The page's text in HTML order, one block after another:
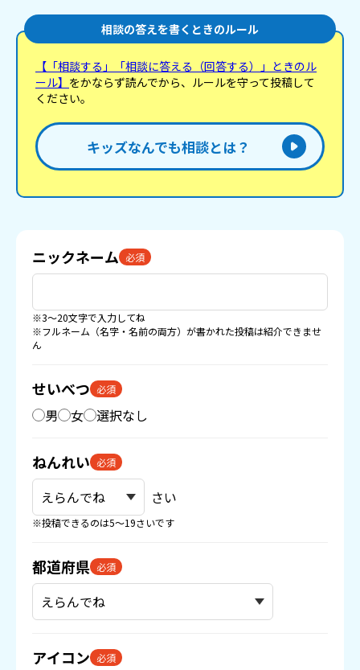
相談の答えを書くときのルール
【「相談する」「相談に答える（回答する）」ときのル
ール】 をかならず読んでから、ルールを守って投稿して
ください。
キッズなんでも相談とは？
ニックネーム 必須
※3〜20文字で入力してね
※フルネーム（名字・名前の両方）が書かれた投稿は紹介できませ
ん
せいべつ 必須
男 女 選択なし
ねんれい 必須
さい
※投稿できるのは5〜19さいです
都道府県 必須
アイコン 必須